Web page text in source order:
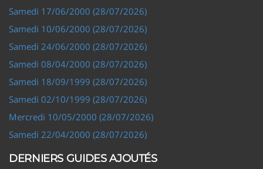
Samedi 17/06/2000 (28/07/2026)
Samedi 10/06/2000 (28/07/2026)
Samedi 24/06/2000 (28/07/2026)
Samedi 08/04/2000 (28/07/2026)
Samedi 18/09/1999 (28/07/2026)
Samedi 02/10/1999 (28/07/2026)
Mercredi 10/05/2000 (28/07/2026)
Samedi 22/04/2000 (28/07/2026)
DERNIERS GUIDES AJOUTÉS